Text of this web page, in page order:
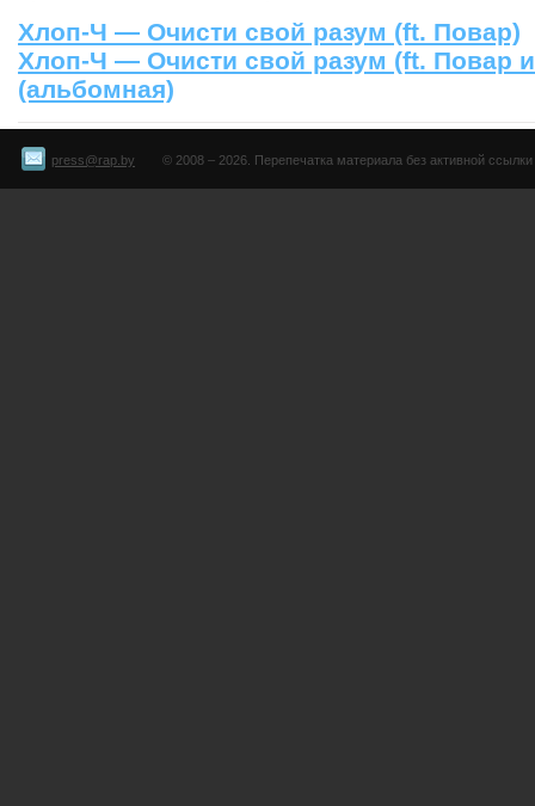
Хлоп-Ч — Очисти свой разум (ft. Повар)
Хлоп-Ч — Очисти свой разум (ft. Повар
(альбомная)
press@rap.by © 2008 – 2026. Перепечатка материала без активной